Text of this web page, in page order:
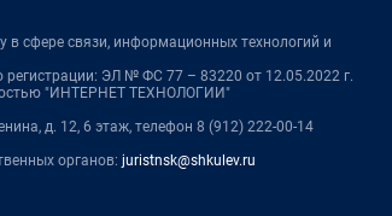
в сфере связи, информационных технологий и
ЭЛ № ФС 77 – 83220 от 12.05.2022 г.
"ИНТЕРНЕТ ТЕХНОЛОГИИ"
д. 12, 6 этаж, телефон 8 (912) 222-00-14
органов: juristnsk@shkulev.ru